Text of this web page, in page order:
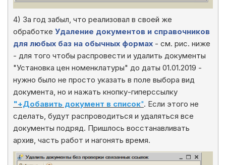
4) За год забыл, что реализовал в своей же
обработке Удаление документов и справочников
для любых баз на обычных формах - см. рис. ниже
- для того чтобы распровести и удалить документы
"Установка цен номенклатуры" до даты 01.01.2019 -
нужно было не просто указать в поле выбора вид
документа, но и нажать кнопку-гиперссылку
"+Добавить документ в список". Если этого не
сделать, будут распроводиться и удаляться все
документы подряд. Пришлось восстанавливать
архив, часть работ и нагонять время.